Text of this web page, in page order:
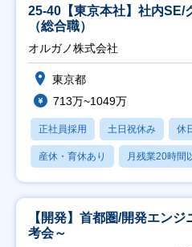
25-40【東京本社】社内SE/
（総合職）
オルガノ株式会社
東京都
713万~1049万
正社員採用 土日祝休み 休
産休・育休あり 月残業20時間
【開発】首都圏/開発エン
考会～